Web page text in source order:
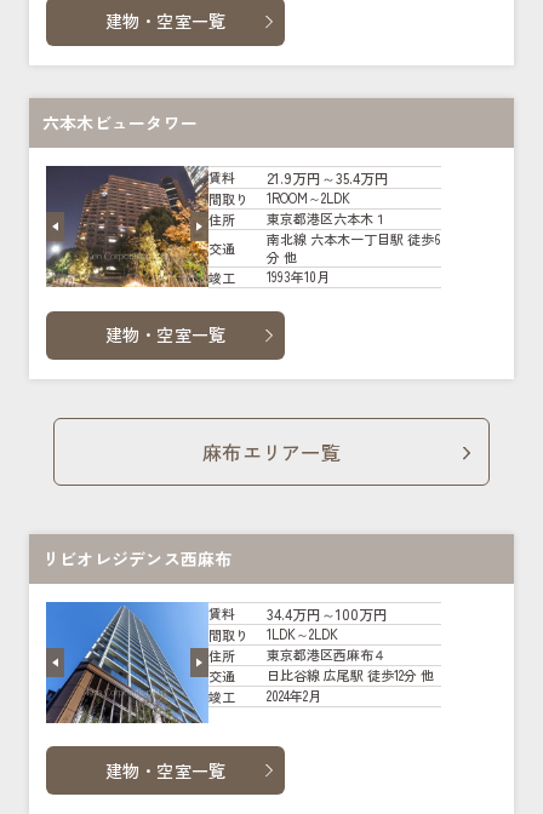
建物・空室一覧
六本木ビュータワー
賃料 21.9万円～35.4万円
間取り
1ROOM～2LDK
住所
東京都港区六本木１
交通
南北線 六本木一丁目駅 徒歩6
分 他
竣工
1993年10月
建物・空室一覧
麻布エリア一覧
リビオレジデンス西麻布
賃料 34.4万円～100万円
間取り
1LDK～2LDK
住所
東京都港区西麻布４
交通
日比谷線 広尾駅 徒歩12分 他
竣工
2024年2月
建物・空室一覧